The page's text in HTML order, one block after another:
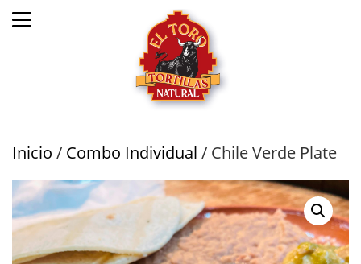
Inicio / Combo Individual / Chile Verde Plate